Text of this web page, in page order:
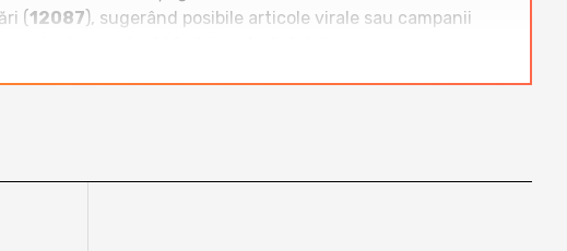
(12087), sugerând posibile articole virale sau campanii
descendentă în trimestrul al doilea.
Site-uri dominante precummariuscucu.ro,zonait.ro,
andreibucur.ro se situează peste bloguri mici precum
bloguri inactive sau foarte mici (ex: stefaniamanolachi.ro,
de competitorii medii din nișă. Evoluția sa rămâne